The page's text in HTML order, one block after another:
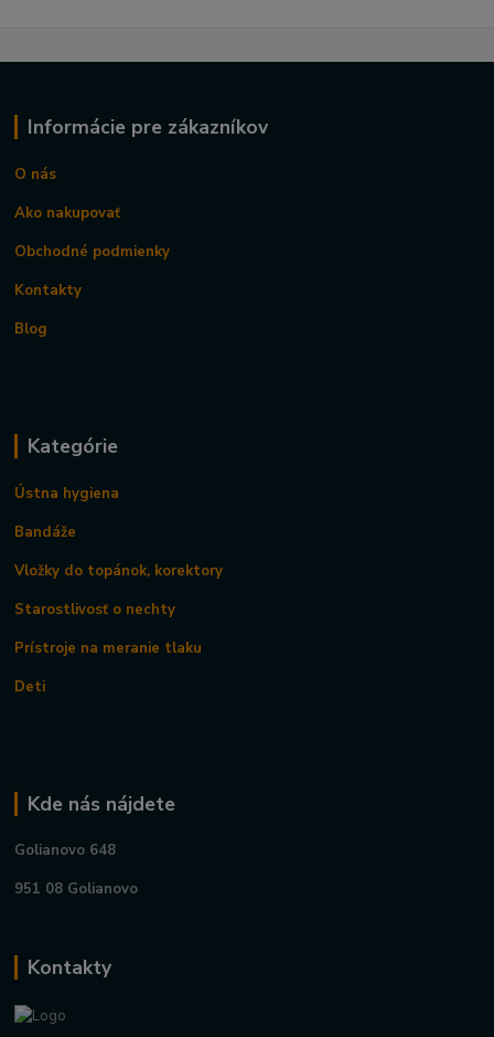
Informácie pre zákazníkov
O nás
Ako nakupovať
Obchodné podmienky
Kontakty
Blog
Kategórie
Ústna hygiena
Bandáže
Vložky do topánok, korektory
Starostlivosť o nechty
Prístroje na meranie tlaku
Deti
Kde nás nájdete
Golianovo 648
951 08 Golianovo
Kontakty